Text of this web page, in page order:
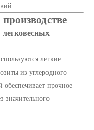
легкие
из углеродного
прочное
значительного